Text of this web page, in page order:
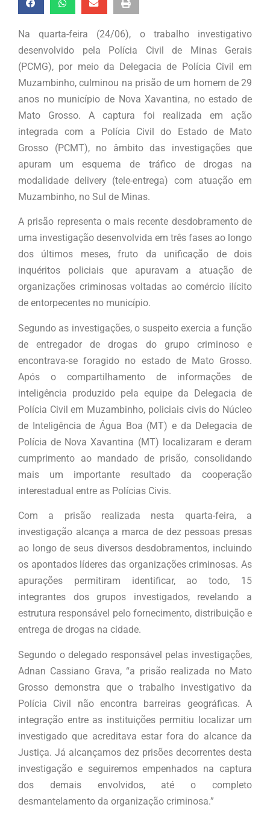
Na quarta-feira (24/06), o trabalho investigativo
desenvolvido pela Polícia Civil de Minas Gerais
(PCMG), por meio da Delegacia de Polícia Civil em
Muzambinho, culminou na prisão de um homem de 29
anos no município de Nova Xavantina, no estado de
Mato Grosso. A captura foi realizada em ação
integrada com a Polícia Civil do Estado de Mato
Grosso (PCMT), no âmbito das investigações que
apuram um esquema de tráfico de drogas na
modalidade delivery (tele-entrega) com atuação em
Muzambinho, no Sul de Minas.
A prisão representa o mais recente desdobramento de
uma investigação desenvolvida em três fases ao longo
dos últimos meses, fruto da unificação de dois
inquéritos policiais que apuravam a atuação de
organizações criminosas voltadas ao comércio ilícito
de entorpecentes no município.
Segundo as investigações, o suspeito exercia a função
de entregador de drogas do grupo criminoso e
encontrava-se foragido no estado de Mato Grosso.
Após o compartilhamento de informações de
inteligência produzido pela equipe da Delegacia de
Polícia Civil em Muzambinho, policiais civis do Núcleo
de Inteligência de Água Boa (MT) e da Delegacia de
Polícia de Nova Xavantina (MT) localizaram e deram
cumprimento ao mandado de prisão, consolidando
mais um importante resultado da cooperação
interestadual entre as Polícias Civis.
Com a prisão realizada nesta quarta-feira, a
investigação alcança a marca de dez pessoas presas
ao longo de seus diversos desdobramentos, incluindo
os apontados líderes das organizações criminosas. As
apurações permitiram identificar, ao todo, 15
integrantes dos grupos investigados, revelando a
estrutura responsável pelo fornecimento, distribuição e
entrega de drogas na cidade.
Segundo o delegado responsável pelas investigações,
Adnan Cassiano Grava, “a prisão realizada no Mato
Grosso demonstra que o trabalho investigativo da
Polícia Civil não encontra barreiras geográficas. A
integração entre as instituições permitiu localizar um
investigado que acreditava estar fora do alcance da
Justiça. Já alcançamos dez prisões decorrentes desta
investigação e seguiremos empenhados na captura
dos demais envolvidos, até o completo
desmantelamento da organização criminosa.”